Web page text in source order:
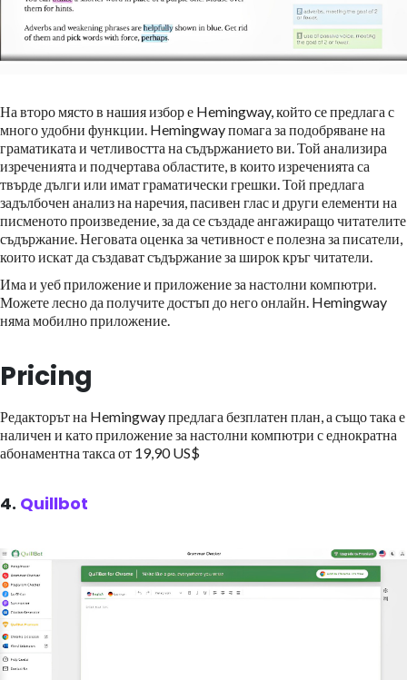
На второ място в нашия избор е Hemingway, който се предлага с
много удобни функции. Hemingway помага за подобряване на
граматиката и четливостта на съдържанието ви. Той анализира
изреченията и подчертава областите, в които изреченията са
твърде дълги или имат граматически грешки. Той предлага
задълбочен анализ на наречия, пасивен глас и други елементи на
писменото произведение, за да се създаде ангажиращо читателите
съдържание. Неговата оценка за четивност е полезна за писатели,
които искат да създават съдържание за широк кръг читатели.
Има и уеб приложение и приложение за настолни компютри.
Можете лесно да получите достъп до него онлайн. Hemingway
няма мобилно приложение.
Pricing
Редакторът на Hemingway предлага безплатен план, а също така е
наличен и като приложение за настолни компютри с еднократна
абонаментна такса от 19,90 US$
4. Quillbot